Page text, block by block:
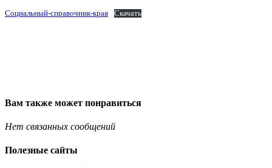
Социальный-справочник-края Скачать
Вам также может понравиться
Нет связанных сообщений
Полезные сайты